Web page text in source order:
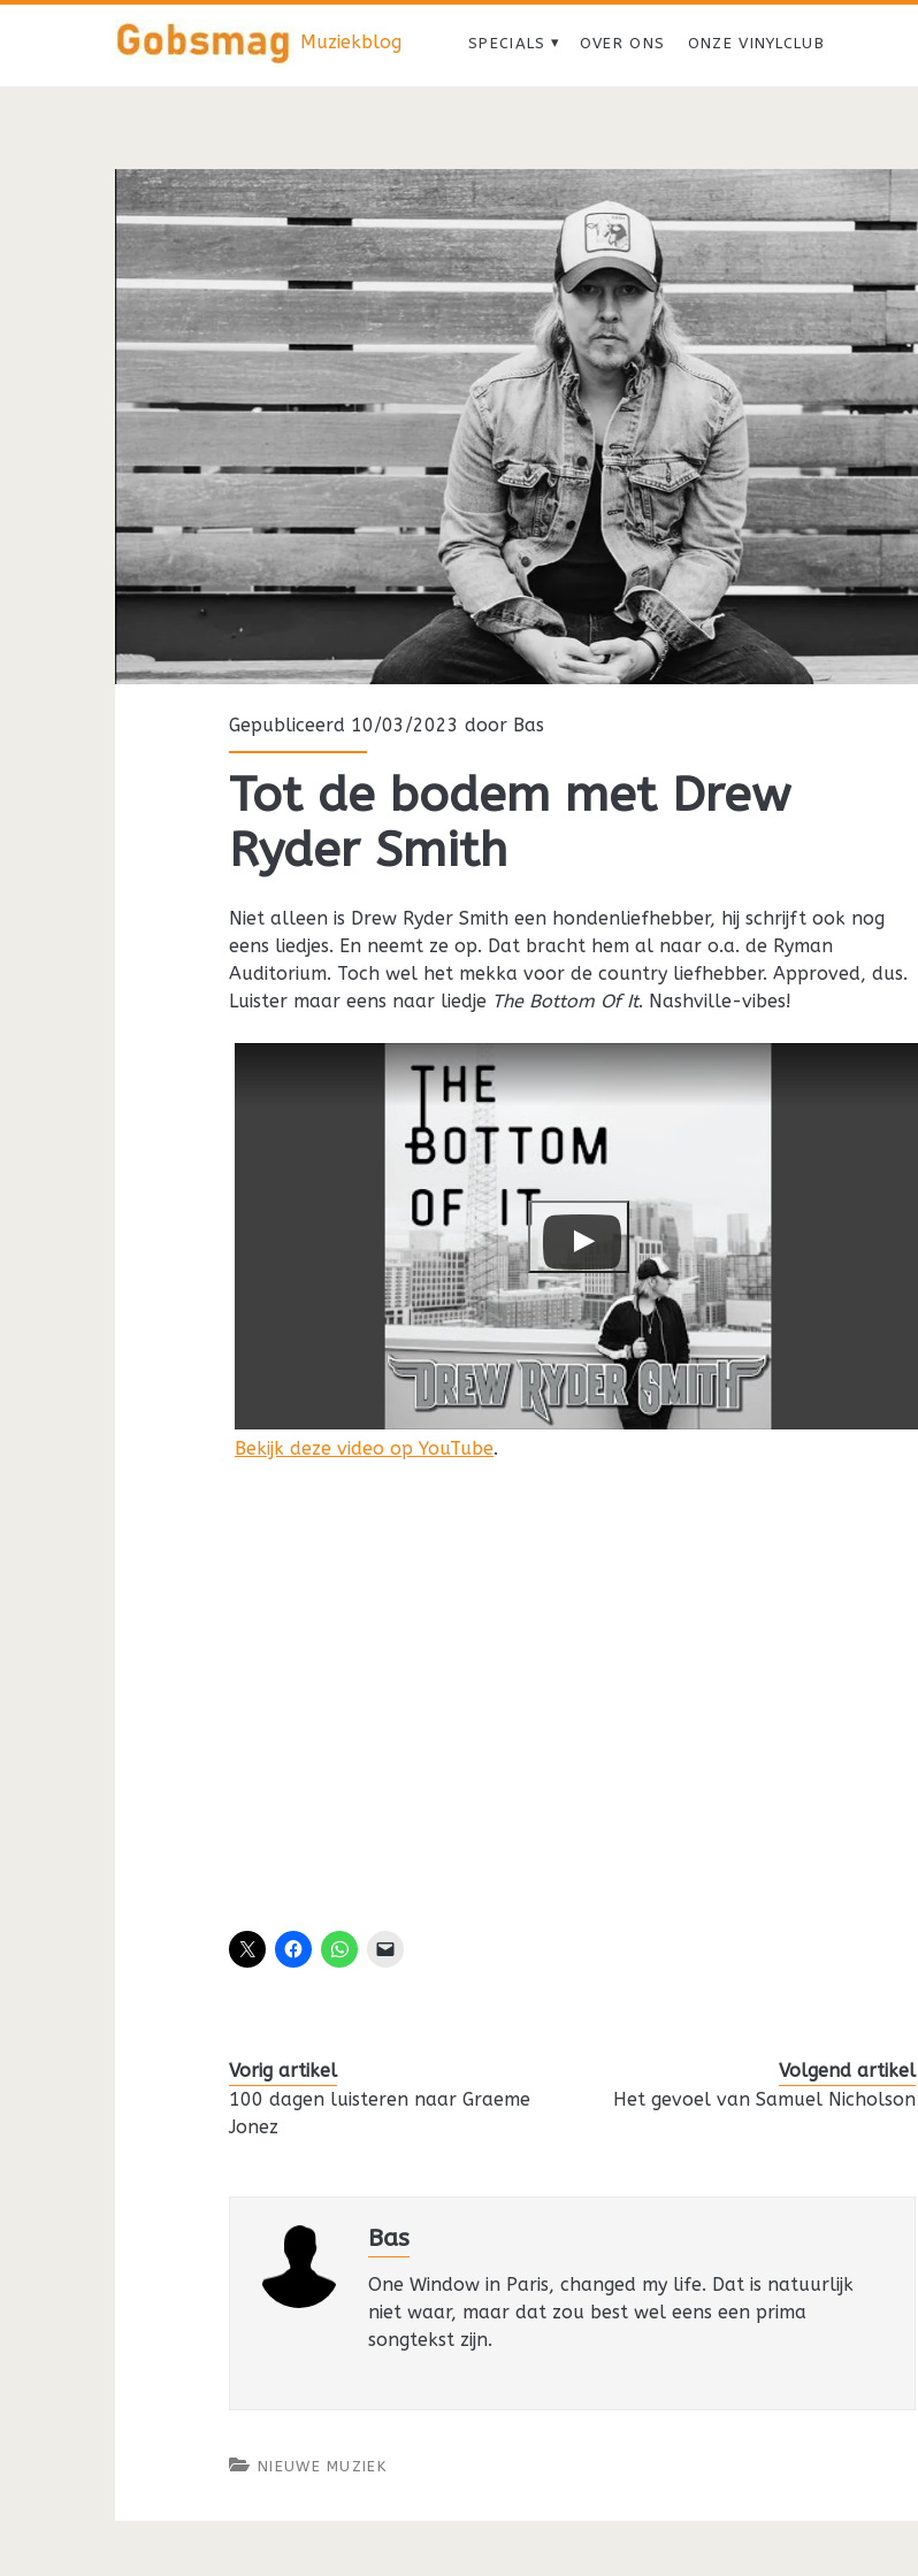
Muziekblog SPECIALS OVER ONS ONZE VINYLCLUB
Gepubliceerd 10/03/2023 door Bas
Tot de bodem met Drew
Ryder Smith
Niet alleen is Drew Ryder Smith een hondenliefhebber, hij schrijft ook nog
eens liedjes. En neemt ze op. Dat bracht hem al naar o.a. de Ryman
Auditorium. Toch wel het mekka voor de country liefhebber. Approved, dus.
Luister maar eens naar liedje The Bottom Of It. Nashville-vibes!
Bekijk deze video op YouTube.
Vorig artikel
100 dagen luisteren naar Graeme
Jonez
Volgend artikel
Het gevoel van Samuel Nicholson
Bas
One Window in Paris, changed my life. Dat is natuurlijk
niet waar, maar dat zou best wel eens een prima
songtekst zijn.
NIEUWE MUZIEK